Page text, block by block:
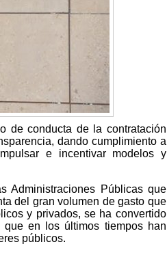
de conducta de la contratación
dando cumplimiento a
e incentivar modelos y
Administraciones Públicas que
del gran volumen de gasto que
y privados, se ha convertido
en los últimos tiempos han
públicos.